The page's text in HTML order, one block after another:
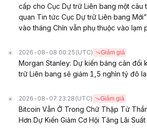
cấp cho Cục Dự trữ Liên bang một câu
quan Tin tức Cục Dự trữ Liên bang
vào tháng Chín vẫn phụ thuộc vào lạm
2026-08-08 00:25 (UTC) Giảm giá
Morgan Stanley: Dự kiến bảng cân đối
trữ Liên bang sẽ giảm 1,5 nghìn tỷ đô
2026-08-07 23:28 (UTC) Giảm giá
Bitcoin Vẫn Ở Trong Chữ Thập Tử
Hơn Dự Kiến Giảm Cơ Hội Tăng Lãi Suất